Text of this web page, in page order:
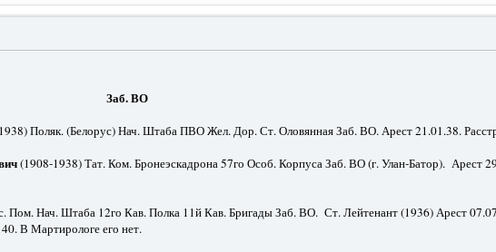
ВО
Поляк. (Белорус) Нач. Штаба ПВО Жел. Дор. Ст. Оловянная Заб. ВО. Арест 21.01.38.
(1908-1938) Тат. Ком. Бронеэскадрона 57го Особ. Корпуса Заб. ВО (г. Улан-Батор). Арест
Пом. Нач. Штаба 12го Кав. Полка 11й Кав. Бригады Заб. ВО. Ст. Лейтенант (1936) Арест
В Мартирологе его нет.